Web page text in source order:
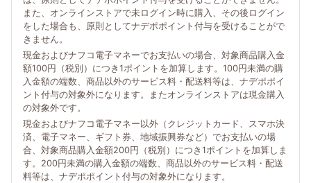
また、オンラインストアで未ログイン時に購入、その後ログイン
をした場合も、原則としてナデポポイント付与を受けることがで
きません。
現金およびナフコ電子マネーでお支払いの場合、対象商品購入金
額100円（税別）につき1ポイントを加算します。100円未満の購
入金額の端数、商品以外のサービス料・配送料等は、ナデポポイ
ント付与の対象外になります。またオンラインストアは現金購入
の対象外です。
現金およびナフコ電子マネー以外（クレジットカード、スマホ決
済、電子マネー、ギフト券、地域振興券など）でお支払いの場
合、対象商品購入金額200円（税別）につき1ポイントを加算しま
す。200円未満の購入金額の端数、商品以外のサービス料・配送
料等は、ナデポポイント付与の対象外になります。